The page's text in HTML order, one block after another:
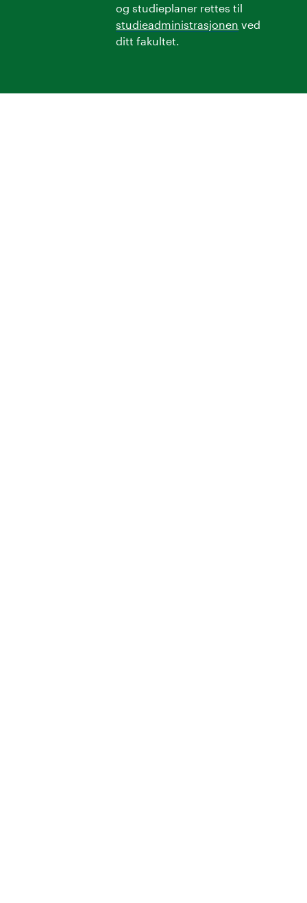
og studieplaner rettes til
studieadministrasjonen ved
ditt fakultet.